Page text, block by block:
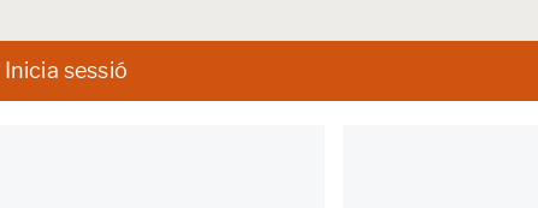
Inicia sessió